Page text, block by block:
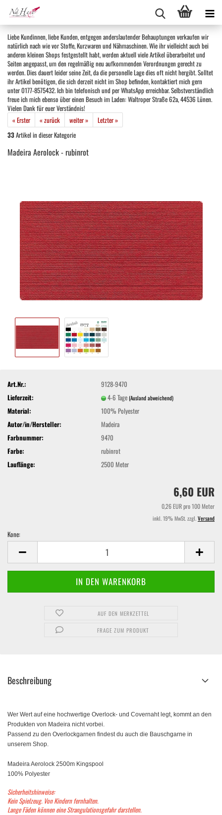
Liebe Kundinnen, liebe Kunden, entgegen anderslautender Behauptungen verkaufen wir
natürlich nach wie vor Stoffe, Kurzwaren und Nähmaschinen. Wie ihr vielleicht auch bei
anderen kleinen Shops festgestellt habt, werden aktuell viele Artikel überarbeitet und
Seiten angepasst, um den regelmäßig neu aufkommenden Verordnungen gerecht zu
werden. Dies dauert leider seine Zeit, da die personelle Lage dies oft nicht hergibt. Solltet
ihr Artikel benötigen, die sich derzeit nicht im Shop befinden, kontaktiert mich gern
unter 0177-8575432. Ich bin telefonisch und per WhatsApp erreichbar. Selbstverständlich
freue ich mich ebenso über einen Besuch im Laden: Waltroper Straße 62a, 44536 Lünen.
Vielen Dank für euer Verständnis!
« Erster
« zurück weiter »
Letzter »
33Artikel in dieser Kategorie
Madeira Aerolock - rubinrot
Art.Nr.:
9128-9470
Lieferzeit:
4-6 Tage(Ausland abweichend)
Material:
100% Polyester
Autor/in/Hersteller:
Madeira
Farbnummer:
9470
Farbe:
rubinrot
Lauflänge:
2500 Meter
6,60 EUR
0,26 EUR pro 100 Meter
inkl. 19% MwSt. zzgl.Versand
Kone:
AUF DEN MERKZETTEL
FRAGE ZUM PRODUKT
Beschreibung
Wer Wert auf eine hochwertige Overlock- und Covernaht legt, kommt an den
Produkten von Madeira nicht vorbei.
Passend zu den Overlockgarnen findest du auch die Bauschgarne in
unserem Shop.
Madeira Aerolock 2500m Kingspool
100% Polyester
Sicherheitshinweise:
Kein Spielzeug. Von Kindern fernhalten.
Lange Fäden können eine Strangulationsgefahr darstellen.